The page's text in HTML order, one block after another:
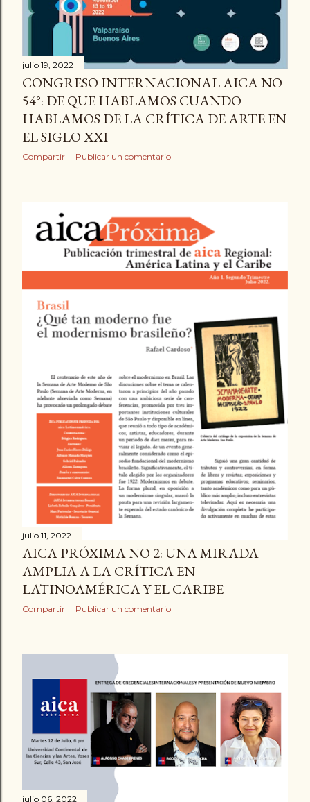
julio 19, 2022
CONGRESO INTERNACIONAL AICA NO
54°: DE QUE HABLAMOS CUANDO
HABLAMOS DE LA CRÍTICA DE ARTE EN
EL SIGLO XXI
Compartir Publicar un comentario
julio 11, 2022
AICA PRÓXIMA NO 2: UNA MIRADA
AMPLIA A LA CRÍTICA EN
LATINOAMÉRICA Y EL CARIBE
Compartir Publicar un comentario
julio 06, 2022